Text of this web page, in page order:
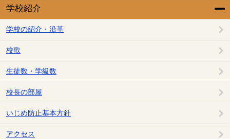
学校紹介
学校の紹介・沿革
校歌
生徒数・学級数
校長の部屋
いじめ防止基本方針
アクセス